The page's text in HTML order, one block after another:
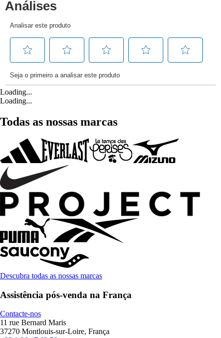
Loading...
Loading...
Todas as nossas marcas
Descubra todas as nossas marcas
Assistência pós-venda na França
Contacte-nos
11 rue Bernard Maris
37270 Montlouis-sur-Loire, França